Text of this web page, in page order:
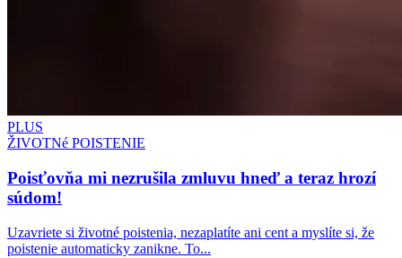
PLUS
ŽIVOTNé POISTENIE
Poisťovňa mi nezrušila zmluvu hneď a teraz hrozí
súdom!
Uzavriete si životné poistenia, nezaplatíte ani cent a myslíte si, že
poistenie automaticky zanikne. To...